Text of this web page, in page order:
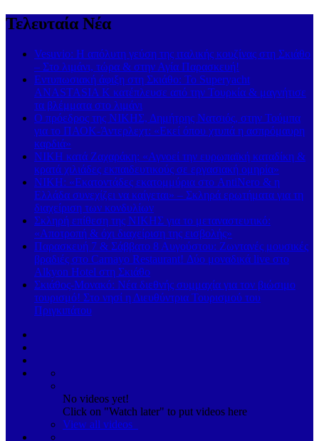
Τελευταία Νέα
Vesuvio: Η απόλυτη γεύση της ιταλικής κουζίνας στη Σκιάθο
– Στο λιμάνι, τώρα & στην Αγία Παρασκευή!
Εντυπωσιακή άφιξη στη Σκιάθο: Το Superyacht
ANASTASIA K κατέπλευσε από την Τουρκία & μαγνήτισε
τα βλέμματα στο λιμάνι
Ο πρόεδρος της ΝΙΚΗΣ, Δημήτρης Νατσιός, στην Τούμπα
για το ΠΑΟΚ-Άντερλεχτ: «Εκεί όπου χτυπά η ασπρόμαυρη
καρδιά»
ΝΙΚΗ κατά Ζαχαράκη: «Αγνοεί την ευρωπαϊκή καταδίκη &
κρατά χιλιάδες εκπαιδευτικούς σε εργασιακή ομηρία»
ΝΙΚΗ: «Εκατοντάδες εκατομμύρια στο AntiNero & η
Ελλάδα συνεχίζει να καίγεται» – Σκληρά ερωτήματα για τη
διαχείριση των κονδυλίων
Σκληρή επίθεση της ΝΙΚΗΣ για το μεταναστευτικό:
«Αποτροπή & όχι διαχείριση της εισβολής»
Παρασκευή 7 & Σάββατο 8 Αυγούστου: Ζωντανές μουσικές
βραδιές στο Carnayo Restaurant! Δύο μοναδικά live στο
Alkyon Hotel στη Σκιάθο
Σκιάθος-Μονακό: Νέα διεθνής συμμαχία για τον βιώσιμο
τουρισμό! Στο νησί η Διευθύντρια Τουρισμού του
Πριγκιπάτου
No videos yet!
Click on "Watch later" to put videos here
View all videos